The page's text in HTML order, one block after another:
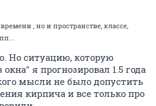
, но и пространстве, классе,
Но ситуацию, которую
я прогнозировал 1.5 года
мысли не было допустить
кирпича и все только про